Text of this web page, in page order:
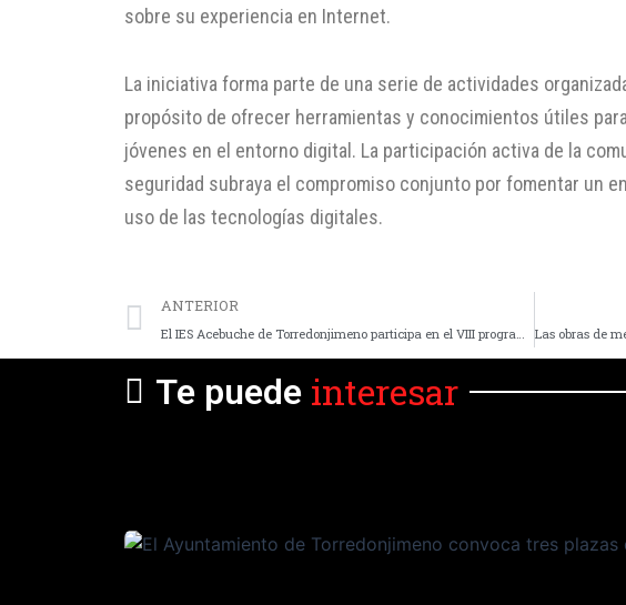
sobre su experiencia en Internet.
La iniciativa forma parte de una serie de actividades
propósito de ofrecer herramientas y conocimientos útiles
jóvenes en el entorno digital. La participación activa de la
seguridad subraya el compromiso conjunto por fomentar un
uso de las tecnologías digitales.
ANTERIOR
Te puede interesar